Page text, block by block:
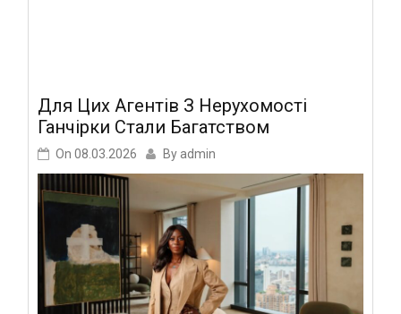
Для Цих Агентів З Нерухомості
Ганчірки Стали Багатством
On 08.03.2026 By admin